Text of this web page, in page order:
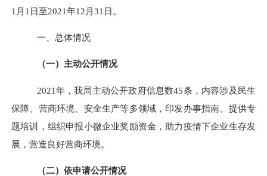
1 月 1 日至2021年12 月31 日。
一、总体情况
（一）主动公开情况
2021年，我局主动公开政府信息数45条，内容涉及民生
保障、营商环境、安全生产等多领域，印发办事指南、提供专
题培训，组织申报小微企业奖励资金，助力疫情下企业生存发
展，营造良好营商环境。
（二）依申请公开情况